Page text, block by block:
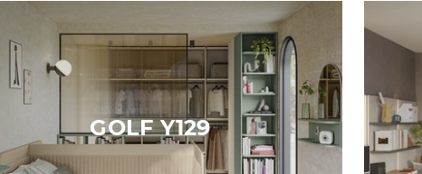
GOLF Y129